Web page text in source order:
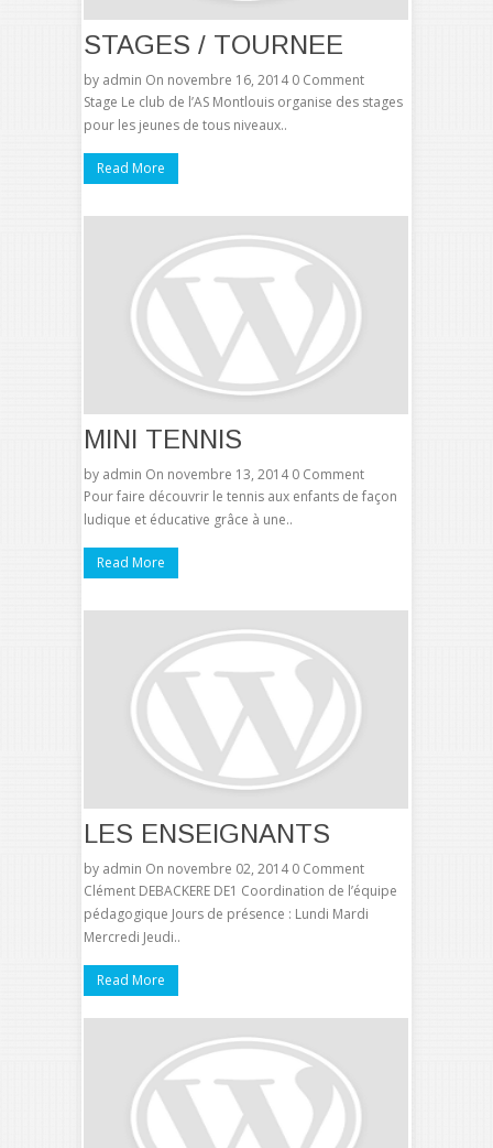
STAGES / TOURNEE
by admin On novembre 16, 2014 0 Comment
Stage Le club de l’AS Montlouis organise des stages
pour les jeunes de tous niveaux..
Read More
MINI TENNIS
by admin On novembre 13, 2014 0 Comment
Pour faire découvrir le tennis aux enfants de façon
ludique et éducative grâce à une..
Read More
LES ENSEIGNANTS
by admin On novembre 02, 2014 0 Comment
Clément DEBACKERE DE1 Coordination de l’équipe
pédagogique Jours de présence : Lundi Mardi
Mercredi Jeudi..
Read More